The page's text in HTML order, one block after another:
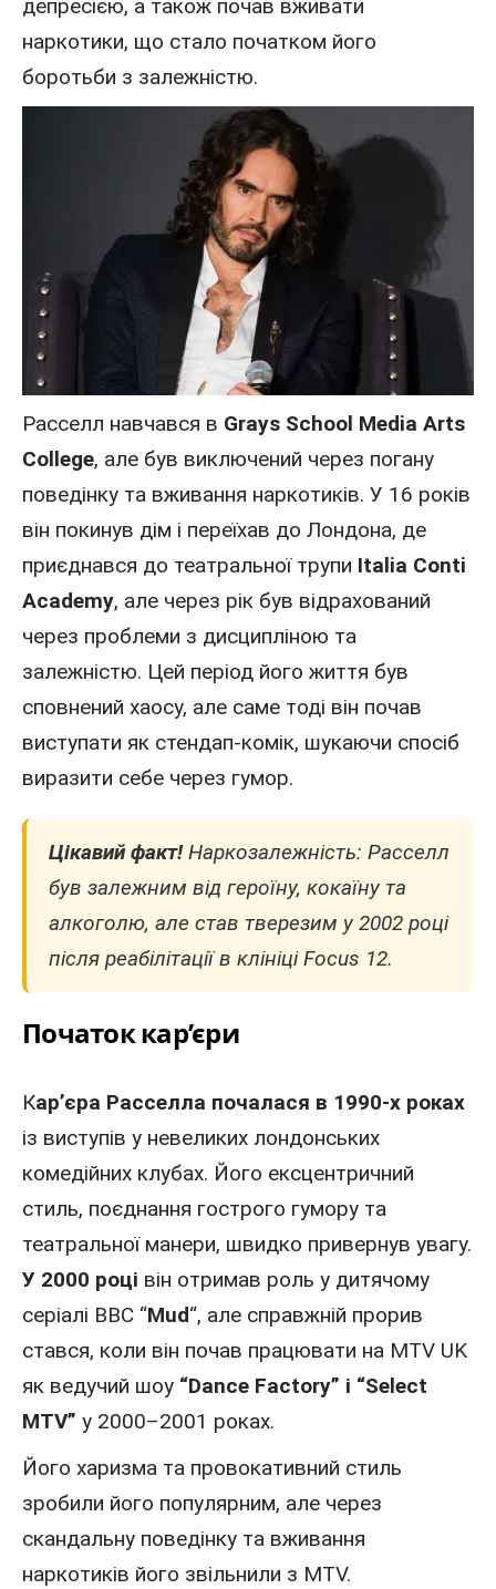
депресією, а також почав вживати
наркотики, що стало початком його
боротьби з залежністю.
Расселл навчався в Grays School Media Arts
College, але був виключений через погану
поведінку та вживання наркотиків. У 16 років
він покинув дім і переїхав до Лондона, де
приєднався до театральної трупи Italia Conti
Academy, але через рік був відрахований
через проблеми з дисципліною та
залежністю. Цей період його життя був
сповнений хаосу, але саме тоді він почав
виступати як стендап-комік, шукаючи спосіб
виразити себе через гумор.
Цікавий факт!Наркозалежність: Расселл
був залежним від героїну, кокаїну та
алкоголю, але став тверезим у 2002 році
після реабілітації в клініці Focus 12.
Початок кар’єри
Кар’єра Расселла почалася в 1990-х роках
із виступів у невеликих лондонських
комедійних клубах. Його ексцентричний
стиль, поєднання гострого гумору та
театральної манери, швидко привернув увагу.
У 2000 році він отримав роль у дитячому
серіалі BBC “Mud“, але справжній прорив
стався, коли він почав працювати на MTV UK
як ведучий шоу “Dance Factory” і “Select
MTV” у 2000–2001 роках.
Його харизма та провокативний стиль
зробили його популярним, але через
скандальну поведінку та вживання
наркотиків його звільнили з MTV.